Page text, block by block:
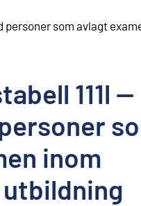
som avlagt
111l --
inom